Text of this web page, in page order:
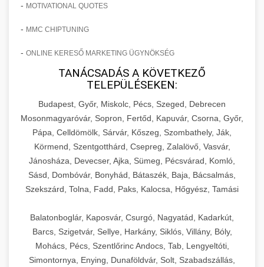
- MOTIVATIONAL QUOTES
- MMC CHIPTUNING
- ONLINE KERESŐ MARKETING ÜGYNÖKSÉG
TANÁCSADÁS A KÖVETKEZŐ
TELEPÜLÉSEKEN:
Budapest, Győr, Miskolc, Pécs, Szeged, Debrecen
Mosonmagyaróvár, Sopron, Fertőd, Kapuvár, Csorna, Győr,
Pápa, Celldömölk, Sárvár, Kőszeg, Szombathely, Ják,
Körmend, Szentgotthárd, Csepreg, Zalalövő, Vasvár,
Jánosháza, Devecser, Ajka, Sümeg, Pécsvárad, Komló,
Sásd, Dombóvár, Bonyhád, Bátaszék, Baja, Bácsalmás,
Szekszárd, Tolna, Fadd, Paks, Kalocsa, Hőgyész, Tamási
Balatonboglár, Kaposvár, Csurgó, Nagyatád, Kadarkút,
Barcs, Szigetvár, Sellye, Harkány, Siklós, Villány, Bóly,
Mohács, Pécs, Szentlőrinc Andocs, Tab, Lengyeltóti,
Simontornya, Enying, Dunaföldvár, Solt, Szabadszállás,